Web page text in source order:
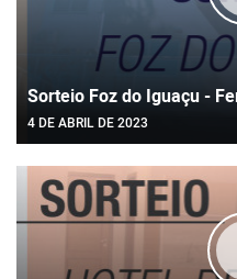
Sorteio Foz do Iguaçu -
4 DE ABRIL DE 2023